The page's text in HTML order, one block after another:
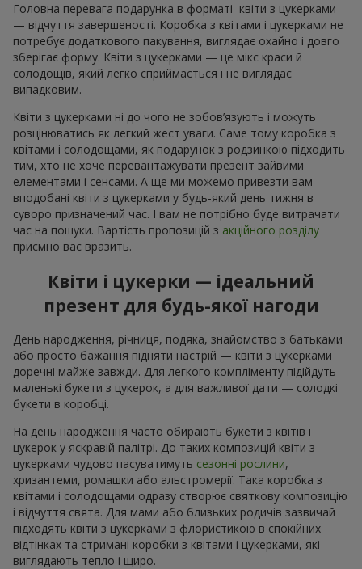
Головна перевага подарунка в форматі квіти з цукерками
— відчуття завершеності. Коробка з квітами і цукерками не
потребує додаткового пакування, виглядає охайно і довго
зберігає форму. Квіти з цукерками — це мікс краси й
солодощів, який легко сприймається і не виглядає
випадковим.
Квіти з цукерками ні до чого не зобов’язують і можуть
розцінюватись як легкий жест уваги. Саме тому коробка з
квітами і солодощами, як подарунок з родзинкою підходить
тим, хто не хоче перевантажувати презент зайвими
елементами і сенсами. А ще ми можемо привезти вам
вподобані квіти з цукерками у будь-який день тижня в
суворо призначений час. І вам не потрібно буде витрачати
час на пошуки. Вартість пропозицій з акційного розділу
приємно вас вразить.
Квіти і цукерки — ідеальний
презент для будь-якої нагоди
День народження, річниця, подяка, знайомство з батьками
або просто бажання підняти настрій — квіти з цукерками
доречні майже завжди. Для легкого компліменту підійдуть
маленькі букети з цукерок, а для важливої дати — солодкі
букети в коробці.
На день народження часто обирають букети з квітів і
цукерок у яскравій палітрі. До таких композицій квіти з
цукерками чудово пасуватимуть сезонні рослини,
хризантеми, ромашки або альстромерії. Така коробка з
квітами і солодощами одразу створює святкову композицію
і відчуття свята. Для мами або близьких родичів зазвичай
підходять квіти з цукерками з флористикою в спокійних
відтінках та стримані коробки з квітами і цукерками, які
виглядають тепло і щиро.